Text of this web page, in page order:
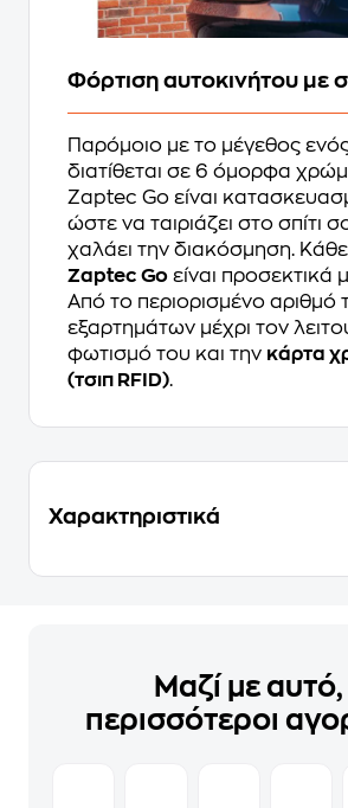
Φόρτιση αυτοκινήτου με
Παρόμοιο με το μέγεθος
διατίθεται σε 6 όμορφα
Zaptec Go είναι
ώστε να ταιριάζει στο σπίτι
χαλάει την διακόσμηση.
Zaptec Go είναι προσεκτικά
Από το περιορισμένο αριθμό
εξαρτημάτων μέχρι τον
φωτισμό του και την κάρτα
(τσιπ RFID).
Χαρακτηριστικά
Μαζί με αυτό,
περισσότεροι